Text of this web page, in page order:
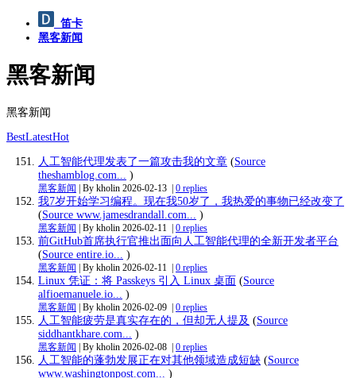
笛卡
黑客新闻
黑客新闻
黑客新闻
BestLatestHot
人工智能代理发表了一篇攻击我的文章 (Source
theshamblog.com...
)
黑客新闻 | By kholin 2026-02-13 0 replies
我7岁开始学习编程。现在我50岁了，我热爱的事物已经改变了
(Source www.jamesdrandall.com... )
黑客新闻 | By kholin 2026-02-11 0 replies
前GitHub首席执行官推出面向人工智能代理的全新开发者平台
(Source entire.io... )
黑客新闻 | By kholin 2026-02-11 0 replies
Linux 凭证：将 Passkeys 引入 Linux 桌面 (Source
alfioemanuele.io...
)
黑客新闻 | By kholin 2026-02-09 0 replies
人工智能疲劳是真实存在的，但却无人提及 (Source
siddhantkhare.com...
)
黑客新闻 | By kholin 2026-02-08 0 replies
人工智能的蓬勃发展正在对其他领域造成短缺 (Source
www.washingtonpost.com...
)